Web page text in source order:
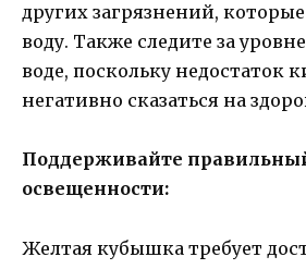
других загрязнений,
воду. Также следите за
воде, поскольку недостаток
негативно сказаться на
Поддерживайте
освещенности:
Желтая кубышка требует